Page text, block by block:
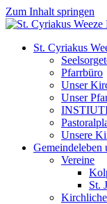
Zum Inhalt springen
St. Cyriakus
Pfarrbüro
Unser
Unser
Unsere
Gemeindeleben
Vereine
St.